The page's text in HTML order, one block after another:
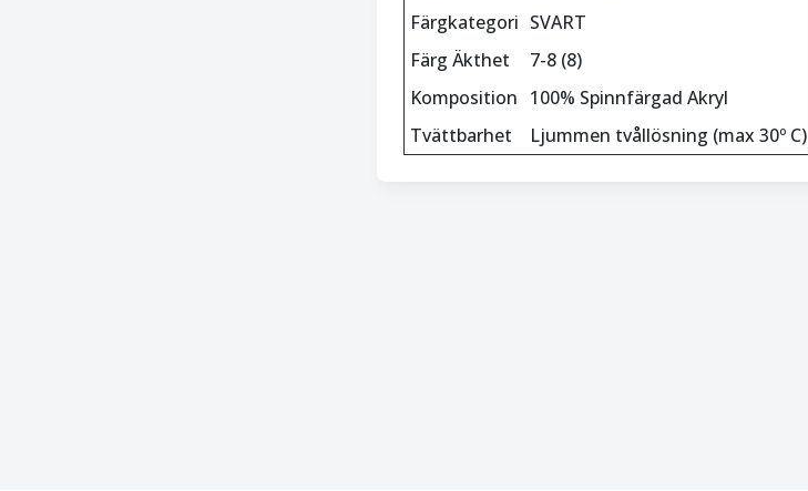
Färgkategori SVART
Färg Äkthet
7-8 (8)
Komposition 100% Spinnfärgad Akryl
Tvättbarhet
Ljummen tvållösning (max 30º C)